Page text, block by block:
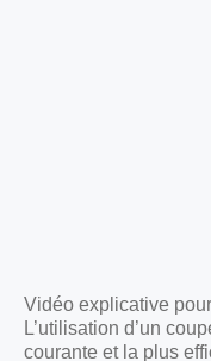
Vidéo explicative
L’utilisation d’un
courante et la plus